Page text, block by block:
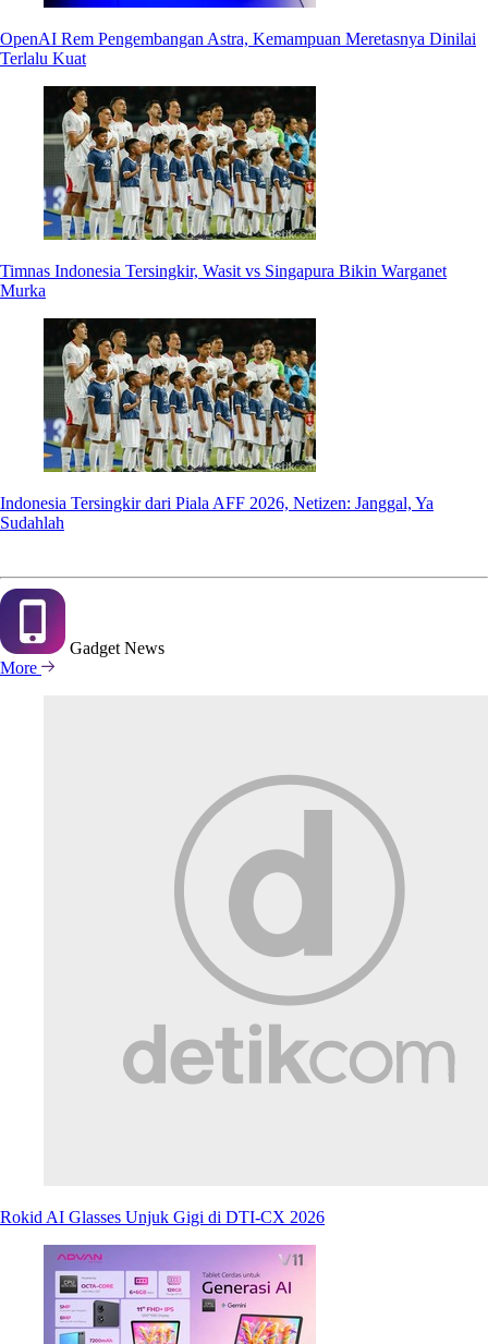
OpenAI Rem Pengembangan Astra, Kemampuan Meretasnya Dinilai
Terlalu Kuat
Timnas Indonesia Tersingkir, Wasit vs Singapura Bikin Warganet
Murka
Indonesia Tersingkir dari Piala AFF 2026, Netizen: Janggal, Ya
Sudahlah
Gadget News
More
Rokid AI Glasses Unjuk Gigi di DTI-CX 2026